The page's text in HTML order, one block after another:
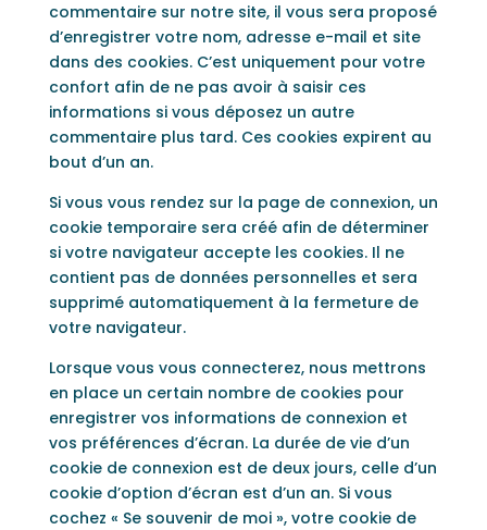
commentaire sur notre site, il vous sera proposé
d’enregistrer votre nom, adresse e-mail et site
dans des cookies. C’est uniquement pour votre
confort afin de ne pas avoir à saisir ces
informations si vous déposez un autre
commentaire plus tard. Ces cookies expirent au
bout d’un an.
Si vous vous rendez sur la page de connexion, un
cookie temporaire sera créé afin de déterminer
si votre navigateur accepte les cookies. Il ne
contient pas de données personnelles et sera
supprimé automatiquement à la fermeture de
votre navigateur.
Lorsque vous vous connecterez, nous mettrons
en place un certain nombre de cookies pour
enregistrer vos informations de connexion et
vos préférences d’écran. La durée de vie d’un
cookie de connexion est de deux jours, celle d’un
cookie d’option d’écran est d’un an. Si vous
cochez « Se souvenir de moi », votre cookie de